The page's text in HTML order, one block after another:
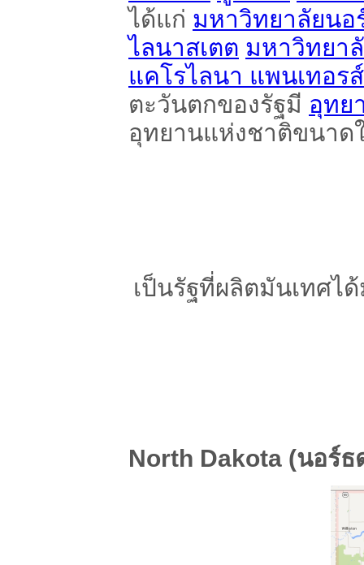
ได้แก่ มหาวิทยาลัยนอ
ไลนาสเตต มหาวิทยา
แคโรไลนา แพนเทอรส์
ตะวันตกของรัฐมี อุทย
อุทยานแห่งชาติขนาด
เป็นรัฐที่ผลิตมันเทศไ
North Dakota (นอร์ธ